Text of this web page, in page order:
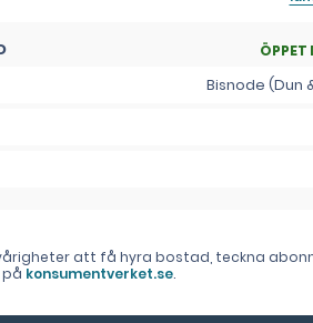
ÖPPET
Bisnode (Dun
att få hyra bostad, teckna
konsumentverket.se.